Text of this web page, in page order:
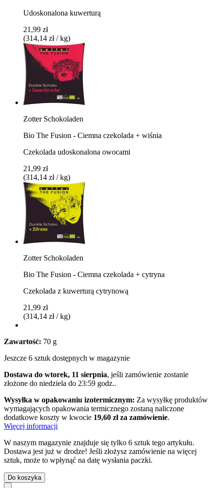
Udoskonalona kuwerturą
21,99 zł
(314,14 zł / kg)
Zotter Schokoladen
Bio The Fusion - Ciemna czekolada + wiśnia
Czekolada udoskonalona owocami
21,99 zł
(314,14 zł / kg)
Zotter Schokoladen
Bio The Fusion - Ciemna czekolada + cytryna
Czekolada z kuwerturą cytrynową
21,99 zł
(314,14 zł / kg)
Zawartość: 70 g
Jeszcze 6 sztuk dostępnych w magazynie
Dostawa do wtorek, 11 sierpnia, jeśli zamówienie zostanie
złożone do niedziela do 23:59 godz..
Wysyłka w opakowaniu izotermicznym: Za wysyłkę produktów
wymagających opakowania termicznego zostaną naliczone
dodatkowe koszty w kwocie 19,60 zł za zamówienie.
Więcej informacji
W naszym magazynie znajduje się tylko 6 sztuk tego artykułu.
Dostawa jest już w drodze! Jeśli złożysz zamówienie na więcej
sztuk, może to wpłynąć na datę wysłania paczki.
Do koszyka